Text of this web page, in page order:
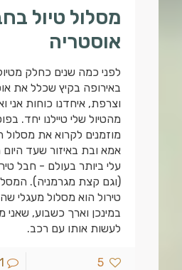
מסלול טיול
אוסטריה
לפני כמה שנים כחלק
באירופה בקיץ שכלל את
וצרפת, איחדנו כוחות אני
מהטיול שלי טיילנו יחד.
מוזמנים לקרוא את מסלול
אמא ובת באיזור שעד היום
עלי ביותר בעולם - חבל
(וגם קצת מגרמניה).
טירול הוא מסלול מעגלי
במינכן וארך כשבוע, שאני
לעשות אותו עם רכב.
5
1